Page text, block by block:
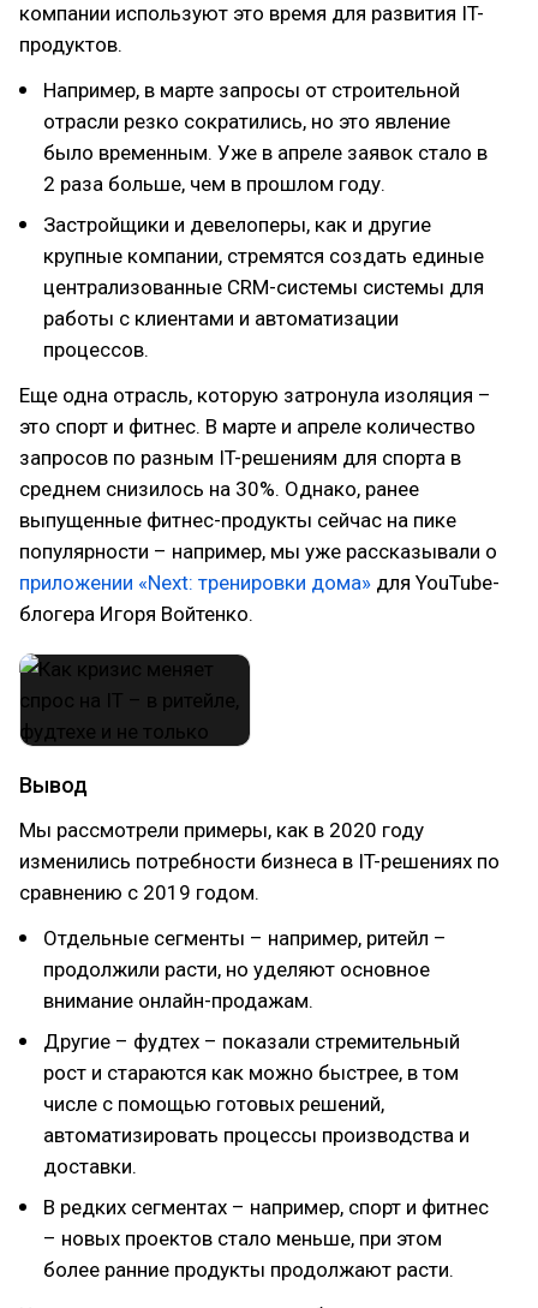
компании используют это время для развития IT-
продуктов.
Например, в марте запросы от строительной
отрасли резко сократились, но это явление
было временным. Уже в апреле заявок стало в
2 раза больше, чем в прошлом году.
Застройщики и девелоперы, как и другие
крупные компании, стремятся создать единые
централизованные CRM-системы системы для
работы с клиентами и автоматизации
процессов.
Еще одна отрасль, которую затронула изоляция –
это спорт и фитнес. В марте и апреле количество
запросов по разным IT-решениям для спорта в
среднем снизилось на 30%. Однако, ранее
выпущенные фитнес-продукты сейчас на пике
популярности – например, мы уже рассказывали о
приложении «Next: тренировки дома» для YouTube-
блогера Игоря Войтенко.
Вывод
Мы рассмотрели примеры, как в 2020 году
изменились потребности бизнеса в IT-решениях по
сравнению с 2019 годом.
Отдельные сегменты – например, ритейл –
продолжили расти, но уделяют основное
внимание онлайн-продажам.
Другие – фудтех – показали стремительный
рост и стараются как можно быстрее, в том
числе с помощью готовых решений,
автоматизировать процессы производства и
доставки.
В редких сегментах – например, спорт и фитнес
– новых проектов стало меньше, при этом
более ранние продукты продолжают расти.